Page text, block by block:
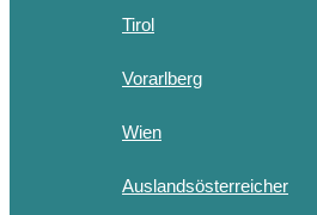
Tirol
Vorarlberg
Wien
Auslandsösterreicher